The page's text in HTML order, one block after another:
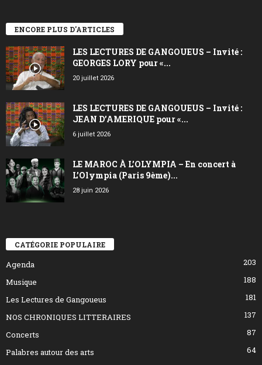
ENCORE PLUS D'ARTICLES
LES LECTURES DE GANGOUEUS – Invité :
GEORGES LORY pour «...
20 juillet 2026
LES LECTURES DE GANGOUEUS – Invité :
JEAN D’AMERIQUE pour «...
6 juillet 2026
LE MAROC À L’OLYMPIA – En concert à
L’Olympia (Paris 9ème)...
28 juin 2026
CATÉGORIE POPULAIRE
Agenda
203
Musique
188
Les Lectures de Gangoueus
181
NOS CHRONIQUES LITTERAIRES
137
Concerts
87
Palabres autour des arts
64